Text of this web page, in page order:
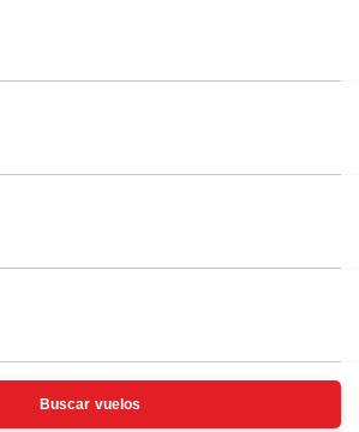
Buscar vuelos